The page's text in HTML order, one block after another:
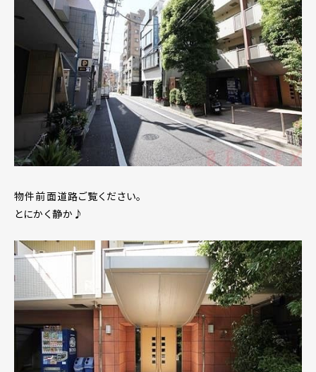
物件前面道路ご覧ください。
とにかく静か♪